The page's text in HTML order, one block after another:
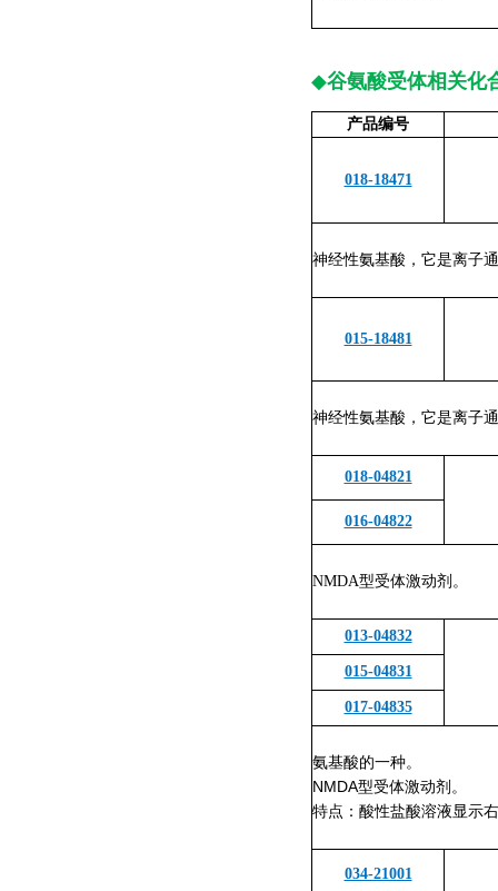
◆谷氨酸受体相关化
产品编号
018-18471
神经性氨基酸，它是离子
015-18481
神经性氨基酸，它是离子
018-04821
016-04822
NMDA型受体激动剂。
013-04832
015-04831
017-04835
氨基酸的一种。
NMDA型受体激动剂。
特点：酸性盐酸溶液显示
034-21001